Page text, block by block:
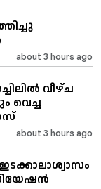
about 3 hours ago
വീഴ്ച
വെച്ച
about 3 hours ago